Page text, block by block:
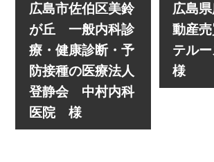
広島市佐伯区美鈴
が丘 一般内科診
療・健康診断・予
防接種の医療法人
登静会 中村内科
医院 様
広島
動産
テル
様